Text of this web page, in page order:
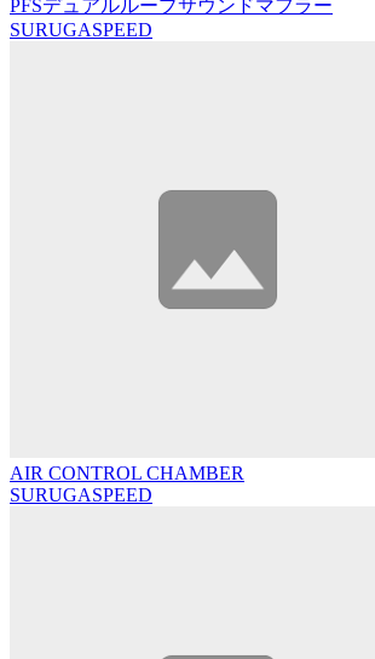
PFSデュアルループサウンドマフラー
SURUGASPEED
AIR CONTROL CHAMBER
SURUGASPEED